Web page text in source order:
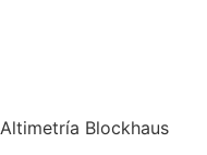
Altimetría Blockhaus